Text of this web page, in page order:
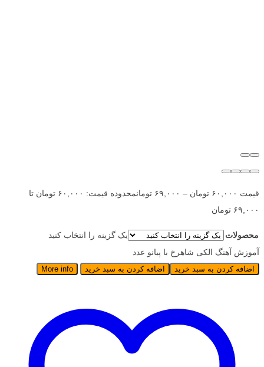
قیمت ۶۰,۰۰۰ تومان – ۶۹,۰۰۰ تومان
محدوده قیمت: ۶۰,۰۰۰ تومان تا
۶۹,۰۰۰ تومان
محصولات
یک گزینه را انتخاب کنید
آموزش آهنگ الکی شاهرخ با پیانو عدد
اضافه کردن به سبد خرید اضافه کردن به سبد خرید More info